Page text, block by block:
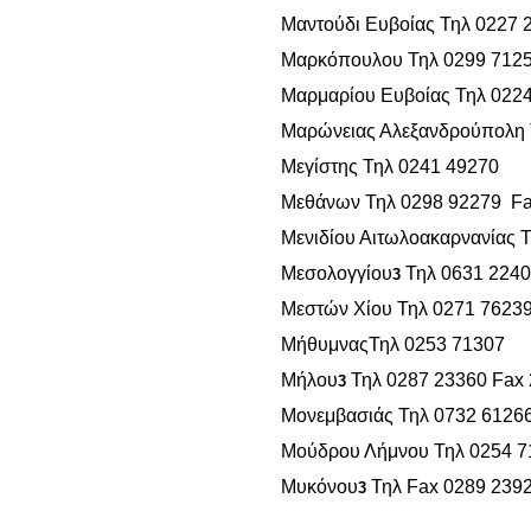
Μαντούδι Ευβοίας Τηλ 0227
Μαρκόπουλου Τηλ 0299
Μαρμαρίου Ευβοίας Τηλ
Μαρώνειας
Μεγίστης Τηλ 0241 49270
Μεθάνων Τηλ 0298 92279
Μενιδίου Αιτωλοακαρνανίας
Μεσολογγίου3 Τηλ 0631
Μεστών Χίου Τηλ 0271
ΜήθυμναςΤηλ 0253 71307
Μήλου3 Τηλ 0287 23360 Fax
Μονεμβασιάς Τηλ 0732
Μούδρου Λήμνου Τηλ 0254
Μυκόνου3 Τηλ Fax 0289